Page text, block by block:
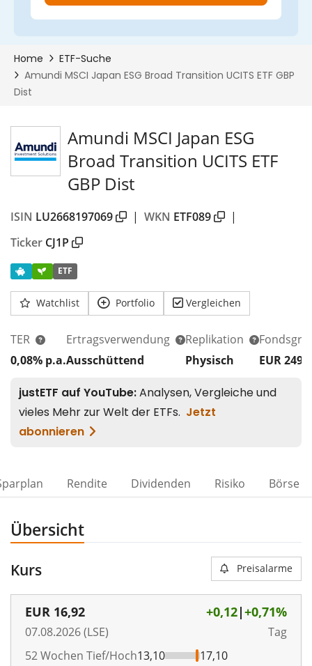
Amundi MSCI Japan ESG
Broad Transition UCITS ETF
GBP Dist
ISIN LU2668197069 | WKN ETF089
|
Ticker CJ1P
ETF
Watchlist Portfolio Vergleichen
TER
0,08% p.a.
Ertragsverwendung
Ausschüttend
Replikation
Physisch
EUR 249
Rendite Dividenden Risiko Börse
Übersicht
Kurs Preisalarme
EUR 16,92
07.08.2026 (LSE)
+0,12|+0,71%
Tag
52 Wochen Tief/Hoch13,10
17,10